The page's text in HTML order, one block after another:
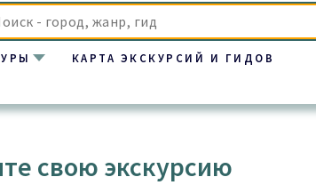
КАРТА ЭКСКУРСИЙ И ГИДОВ
свою экскурсию